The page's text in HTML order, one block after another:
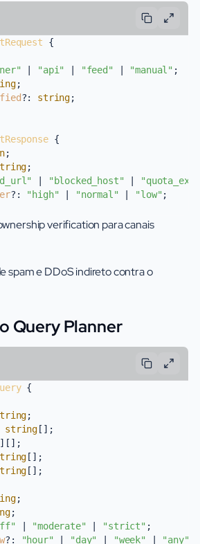
{
"api" "feed" "manual" ;
;
?: string;
{
;
;
"blocked_host"
?: "high" "normal" "low" ;
verification para canais
spam e DDoS indireto contra o
Query Planner
{
;
string [];
[];
[];
;
;
"moderate" "strict" ;
?: "hour" "day" "week" "any"